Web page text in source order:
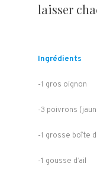
laisser
Ingrédients
-1 gros oignon
-3 poivrons
-1 grosse boîte
-1 gousse d’ail